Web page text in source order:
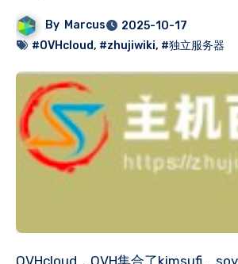
By Marcus
2025-10-17
#OVHcloud, #zhujiwiki, #独立服务器